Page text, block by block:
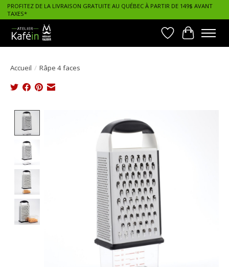
PROFITEZ DE LA LIVRAISON GRATUITE AU QUÉBEC À PARTIR DE 149$ AVANT
TAXES*
Liste dePanier
Accueil / Râpe 4 faces